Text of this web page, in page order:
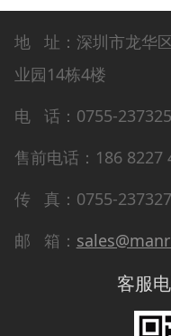
地 址：深圳市龙华
业园14栋4楼
电 话：0755-
售前电话：186 8227
传 真：0755-
邮 箱：
客服电话：